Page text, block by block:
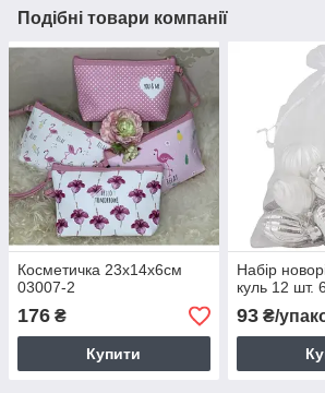
Подібні товари компанії
Косметичка 23х14х6см
03007-2
176 ₴
Купити
Набір
куль 12 шт.
93₴/